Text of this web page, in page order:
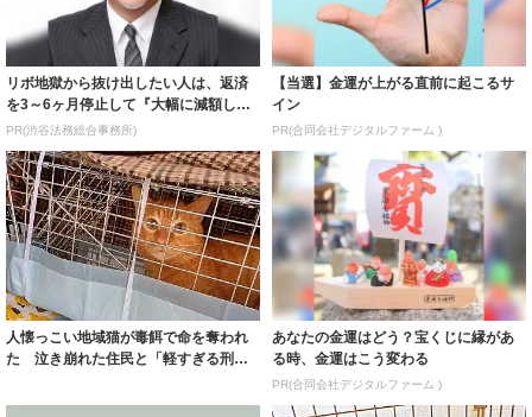
リボ地獄から抜け出したい人は、返済
を3～6ヶ月停止して『大幅に減額して
から返済す...
PR(渋谷法務総合事務所)
【当選】金運が上がる直前に起こるサ
イン
PR(合同会社デジタルファーム )
人懐っこい地域猫が毒餌で命を奪われ
た 泣き崩れた住民と「軽すぎる刑
あなたの金運はどう？宝くじに縁があ
る時、金運はこう変わる
PR(合同会社デジタルファーム )